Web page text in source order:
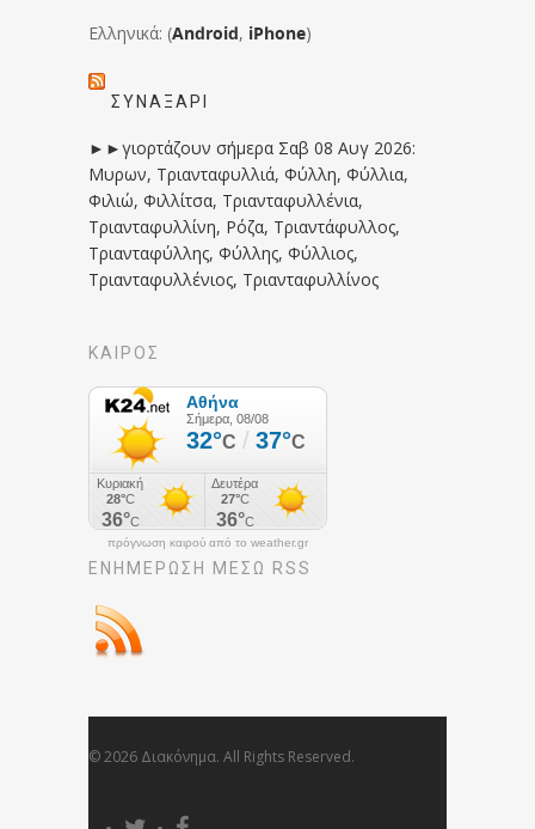
Ελληνικά: (Android, iPhone)
ΣΥΝΑΞΆΡΙ
►►γιορτάζουν σήμερα Σαβ 08 Αυγ 2026:
Μυρων, Τριανταφυλλιά, Φύλλη, Φύλλια,
Φιλιώ, Φιλλίτσα, Τριανταφυλλένια,
Τριανταφυλλίνη, Ρόζα, Τριαντάφυλλος,
Τριανταφύλλης, Φύλλης, Φύλλιος,
Τριανταφυλλένιος, Τριανταφυλλίνος
ΚΑΙΡΟΣ
πρόγνωση καιρού από το weather.gr
ΕΝΗΜΈΡΩΣΉ ΜΕΣΩ RSS
© 2026 Διακόνημα. All Rights Reserved.